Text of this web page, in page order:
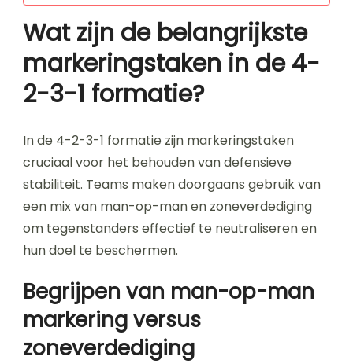
Wat zijn de belangrijkste
markeringstaken in de 4-
2-3-1 formatie?
In de 4-2-3-1 formatie zijn markeringstaken
cruciaal voor het behouden van defensieve
stabiliteit. Teams maken doorgaans gebruik van
een mix van man-op-man en zoneverdediging
om tegenstanders effectief te neutraliseren en
hun doel te beschermen.
Begrijpen van man-op-man
markering versus
zoneverdediging